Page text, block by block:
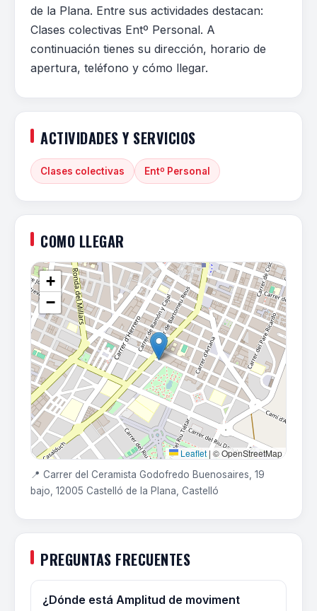
de la Plana. Entre sus actividades destacan:
Clases colectivas Entº Personal. A
continuación tienes su dirección, horario de
apertura, teléfono y cómo llegar.
ACTIVIDADES Y SERVICIOS
Clases colectivas Entº Personal
COMO LLEGAR
+
−
Leaflet |© OpenStreetMap
📍 Carrer del Ceramista Godofredo Buenosaires, 19
bajo, 12005 Castelló de la Plana, Castelló
PREGUNTAS FRECUENTES
¿Dónde está Amplitud de moviment